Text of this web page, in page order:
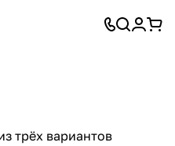
трёх вариантов